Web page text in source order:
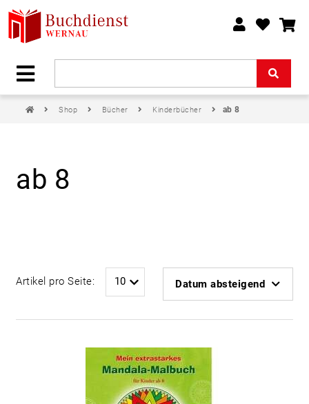
Shop Bücher Kinderbücher ab 8
ab 8
Artikel pro Seite: Datum absteigend